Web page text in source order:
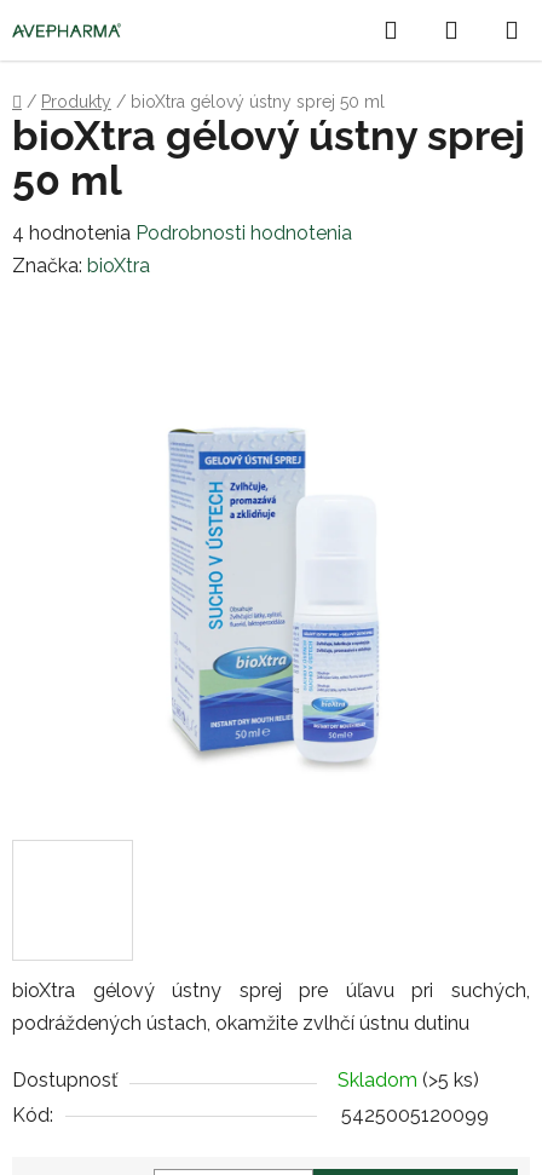
na
obsah
Hľadať
KOŠÍK
Domov
/ Produkty / bioXtra gélový ústny sprej 50 ml
bioXtra gélový ústny sprej pre úľavu pri suchých,
podráždených ústach, okamžite zvlhčí ústnu dutinu
Dostupnosť Skladom (>5 ks)
Kód:
5425005120099
bioXtra gélový ústny sprej
50 ml
Priemerné
hodnotenie
4 hodnotenia Podrobnosti hodnotenia
Značka: bioXtra